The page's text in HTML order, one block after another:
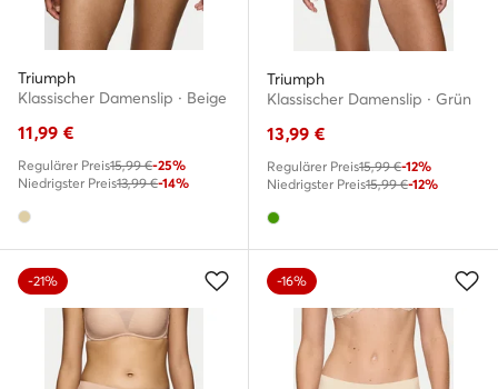
Triumph
Klassischer Damenslip · Beige
11,99 €
Regulärer Preis15,99 €-25%
Niedrigster Preis13,99 €-14%
Triumph
Klassischer Damenslip · Grün
13,99 €
Regulärer Preis15,99 €-12%
Niedrigster Preis15,99 €-12%
-21% -16%